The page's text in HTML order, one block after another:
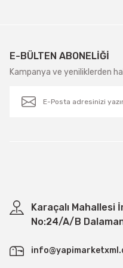
E-BÜLTEN ABONELİĞİ
Kampanya ve yeniliklerden
Karaçalı Mahallesi
No:24/A/B